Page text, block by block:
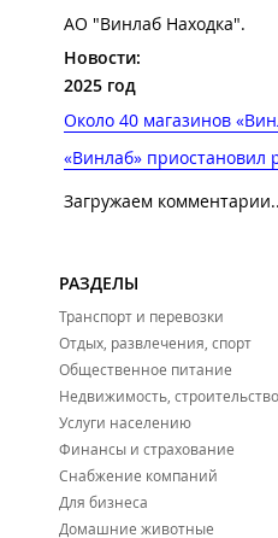
АО "Винлаб Находка".
Новости:
2025 год
Около 40 магазинов
«Винлаб» приостановил
Загружаем
РАЗДЕЛЫ
Транспорт и перевозки
Отдых, развлечения, спорт
Общественное питание
Недвижимость,
Услуги населению
Финансы и страхование
Снабжение компаний
Для бизнеса
Домашние животные